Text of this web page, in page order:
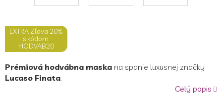
EXTRA Zľava 20%
s kódom:
HODVAB20
Prémiová hodvábna maska ​​na spanie luxusnej značky
Lucaso Finata
Celý popis